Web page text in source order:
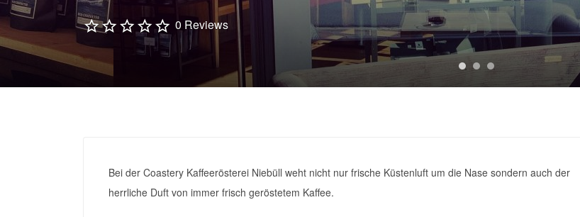
0 Reviews
Bei der Coastery Kaffeerösterei Niebüll weht nicht nur frische Küstenluft um die Nase sondern auch der
herrliche Duft von immer frisch geröstetem Kaffee.